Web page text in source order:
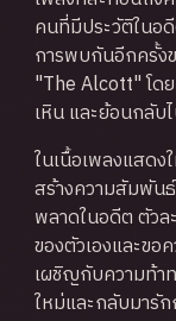
คนที่มีประวัติในอดี
การพบกันอีกครั้ง
"The Alcott" โด
เหิน และย้อนกลับ
ในเนื้อเพลงแสดง
สร้างความสัมพัน
พลาดในอดีต ตัวล
ของตัวเองและขอ
เผชิญกับความท้า
ใหม่และกลับมารั